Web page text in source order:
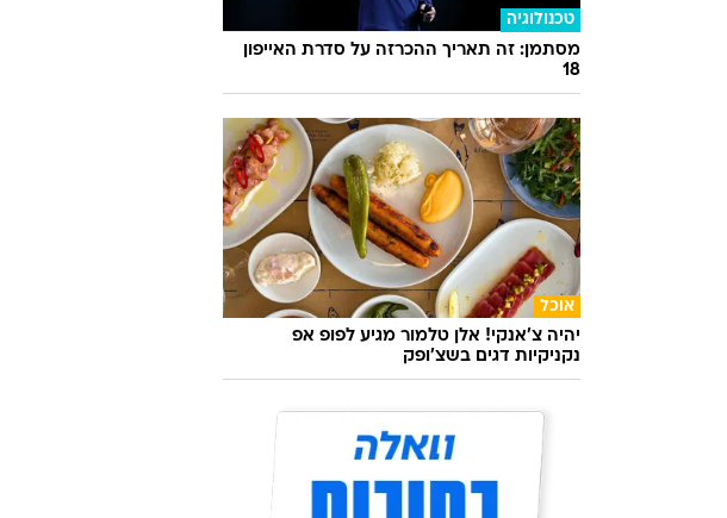
טכנולוגיה
מסתמן: זה תאריך ההכרזה על סדרת האייפון
18
אוכל
יהיה צ'אנקי! אלן טלמור מגיע לפופ אפ
נקניקיות דגים בשצ'ופק